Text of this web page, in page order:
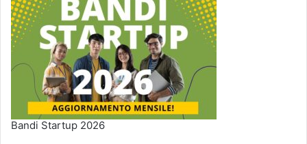
Bandi Startup 2026